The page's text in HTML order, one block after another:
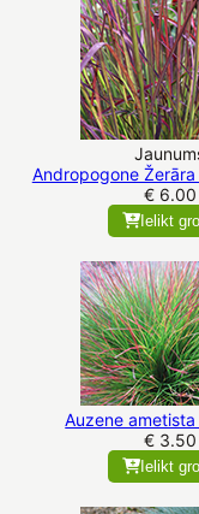
Andropogone
€ 6.00
Ielikt
Auzene
€ 3.50
Ielikt